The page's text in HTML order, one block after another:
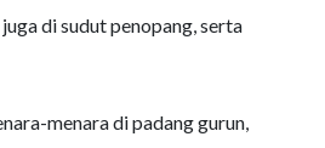
di sudut penopang, serta
menara di padang gurun,